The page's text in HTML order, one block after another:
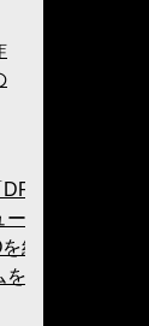
ー・バンドTIMO
結成！ 10月に
発表！